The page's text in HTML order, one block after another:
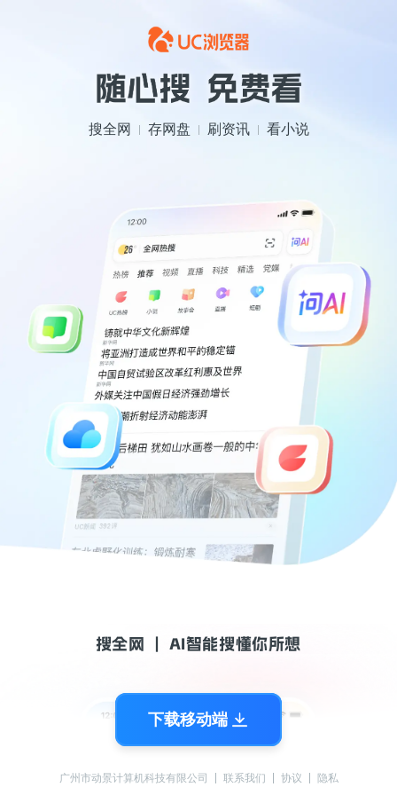
搜全网 存网盘 刷资讯 看小说
搜全网  |  AI智能搜懂你所想
下载移动端
广州市动景计算机科技有限公司 联系我们 协议 隐私